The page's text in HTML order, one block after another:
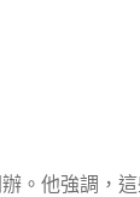
。他強調，